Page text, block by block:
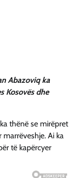
Abazoviq ka
Kosovës dhe
thënë se mirëpret
Ai ka
të kapërcyer